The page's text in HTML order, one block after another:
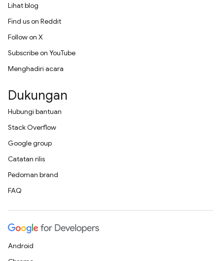
Lihat blog
Find us on Reddit
Follow on X
Subscribe on YouTube
Menghadiri acara
Dukungan
Hubungi bantuan
Stack Overflow
Google group
Catatan rilis
Pedoman brand
FAQ
Android